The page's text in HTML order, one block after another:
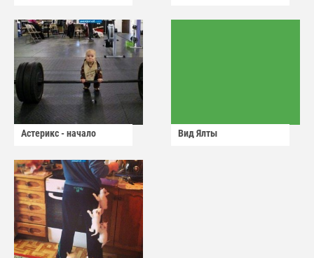
Астерикс - начало Вид Ялты